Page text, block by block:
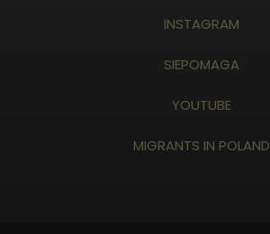
INSTAGRAM
SIEPOMAGA
YOUTUBE
MIGRANTS IN POLAND